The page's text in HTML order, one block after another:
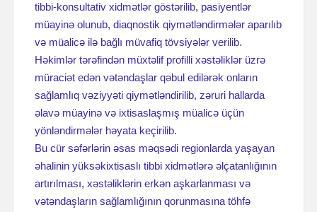
tibbi-konsultativ xidmətlər göstərilib, pasiyentlər
müayinə olunub, diaqnostik qiymətləndirmələr aparılıb
və müalicə ilə bağlı müvafiq tövsiyələr verilib.
Həkimlər tərəfindən müxtəlif profilli xəstəliklər üzrə
müraciət edən vətəndaşlar qəbul edilərək onların
sağlamlıq vəziyyəti qiymətləndirilib, zəruri hallarda
əlavə müayinə və ixtisaslaşmış müalicə üçün
yönləndirmələr həyata keçirilib.
Bu cür səfərlərin əsas məqsədi regionlarda yaşayan
əhalinin yüksəkixtisaslı tibbi xidmətlərə əlçatanlığının
artırılması, xəstəliklərin erkən aşkarlanması və
vətəndaşların sağlamlığının qorunmasına töhfə